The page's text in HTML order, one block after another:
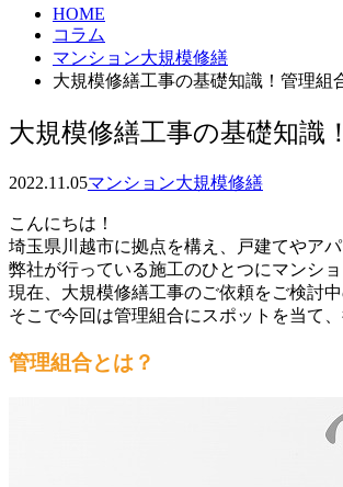
HOME
コラム
マンション大規模修繕
大規模修繕工事の基礎知識！管理組
大規模修繕工事の基礎知識
2022.11.05マンション大規模修繕
こんにちは！
埼玉県川越市に拠点を構え、戸建てやア
弊社が行っている施工のひとつにマンシ
現在、大規模修繕工事のご依頼をご検討
そこで今回は管理組合にスポットを当て
管理組合とは？